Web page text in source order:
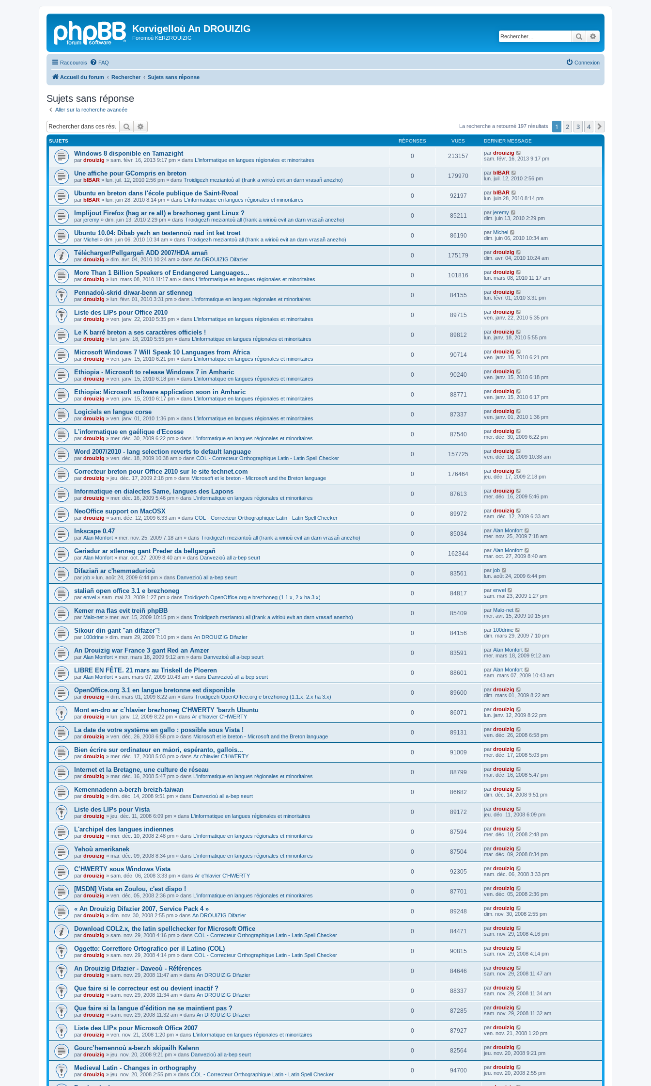
Korvigelloù An DROUIZIG
Foromoù KERZROUIZIG Rechercher
Raccourcis FAQ Connexion
Accueil du forum Rechercher Sujets sans réponse
Sujets sans réponse
Aller sur la recherche avancée
Rechercher La recherche a retourné 197 résultats 1 2 3 4
SUJETS RÉPONSES VUES DERNIER MESSAGE
Windows 8 disponible en Tamazight
par drouizig » sam. févr. 16, 2013 9:17 pm » dans L'informatique en langues régionales et minoritaires
0 213157 par drouizig
sam. févr. 16, 2013 9:17 pm
Une affiche pour GCompris en breton
par bIBAR » lun. juil. 12, 2010 2:56 pm » dans Troidigezh meziantoù all (frank a wirioù evit an darn vrasañ anezho)
0 179970 par bIBAR
lun. juil. 12, 2010 2:56 pm
Ubuntu en breton dans l'école publique de Saint-Rvoal
par bIBAR » lun. juin 28, 2010 8:14 pm » dans L'informatique en langues régionales et minoritaires
0 92197 par bIBAR
lun. juin 28, 2010 8:14 pm
Implijout Firefox (hag ar re all) e brezhoneg gant Linux ?
par jeremy » dim. juin 13, 2010 2:29 pm » dans Troidigezh meziantoù all (frank a wirioù evit an darn vrasañ anezho)
0 85211 par jeremy
dim. juin 13, 2010 2:29 pm
Ubuntu 10.04: Dibab yezh an testennoù nad int ket troet
par Michel » dim. juin 06, 2010 10:34 am » dans Troidigezh meziantoù all (frank a wirioù evit an darn vrasañ anezho)
0 86190 par Michel
dim. juin 06, 2010 10:34 am
Télécharger/Pellgargañ ADD 2007/HDA amañ
par drouizig » dim. avr. 04, 2010 10:24 am » dans An DROUIZIG Difazier
0 175179 par drouizig
dim. avr. 04, 2010 10:24 am
More Than 1 Billion Speakers of Endangered Languages...
par drouizig » lun. mars 08, 2010 11:17 am » dans L'informatique en langues régionales et minoritaires
0 101816 par drouizig
lun. mars 08, 2010 11:17 am
Pennadoù-skrid diwar-benn ar stlenneg
par drouizig » lun. févr. 01, 2010 3:31 pm » dans L'informatique en langues régionales et minoritaires
0 84155 par drouizig
lun. févr. 01, 2010 3:31 pm
Liste des LIPs pour Office 2010
par drouizig » ven. janv. 22, 2010 5:35 pm » dans L'informatique en langues régionales et minoritaires
0 89715 par drouizig
ven. janv. 22, 2010 5:35 pm
Le K barré breton a ses caractères officiels !
par drouizig » lun. janv. 18, 2010 5:55 pm » dans L'informatique en langues régionales et minoritaires
0 89812 par drouizig
lun. janv. 18, 2010 5:55 pm
Microsoft Windows 7 Will Speak 10 Languages from Africa
par drouizig » ven. janv. 15, 2010 6:21 pm » dans L'informatique en langues régionales et minoritaires
0 90714 par drouizig
ven. janv. 15, 2010 6:21 pm
Ethiopia - Microsoft to release Windows 7 in Amharic
par drouizig » ven. janv. 15, 2010 6:18 pm » dans L'informatique en langues régionales et minoritaires
0 90240 par drouizig
ven. janv. 15, 2010 6:18 pm
Ethiopia: Microsoft software application soon in Amharic
par drouizig » ven. janv. 15, 2010 6:17 pm » dans L'informatique en langues régionales et minoritaires
0 88771 par drouizig
ven. janv. 15, 2010 6:17 pm
Logiciels en langue corse
par drouizig » ven. janv. 01, 2010 1:36 pm » dans L'informatique en langues régionales et minoritaires
0 87337 par drouizig
ven. janv. 01, 2010 1:36 pm
L'informatique en gaélique d'Ecosse
par drouizig » mer. déc. 30, 2009 6:22 pm » dans L'informatique en langues régionales et minoritaires
0 87540 par drouizig
mer. déc. 30, 2009 6:22 pm
Word 2007/2010 - lang selection reverts to default language
par drouizig » ven. déc. 18, 2009 10:38 am » dans COL - Correcteur Orthographique Latin - Latin Spell Checker
0 157725 par drouizig
ven. déc. 18, 2009 10:38 am
Correcteur breton pour Office 2010 sur le site technet.com
par drouizig » jeu. déc. 17, 2009 2:18 pm » dans Microsoft et le breton - Microsoft and the Breton language
0 176464 par drouizig
jeu. déc. 17, 2009 2:18 pm
Informatique en dialectes Same, langues des Lapons
par drouizig » mer. déc. 16, 2009 5:46 pm » dans L'informatique en langues régionales et minoritaires
0 87613 par drouizig
mer. déc. 16, 2009 5:46 pm
NeoOffice support on MacOSX
par drouizig » sam. déc. 12, 2009 6:33 am » dans COL - Correcteur Orthographique Latin - Latin Spell Checker
0 89972 par drouizig
sam. déc. 12, 2009 6:33 am
Inkscape 0.47
par Alan Monfort » mer. nov. 25, 2009 7:18 am » dans Troidigezh meziantoù all (frank a wirioù evit an darn vrasañ anezho)
0 85034 par Alan Monfort
mer. nov. 25, 2009 7:18 am
Geriadur ar stlenneg gant Preder da bellgargañ
par Alan Monfort » mar. oct. 27, 2009 8:40 am » dans Danvezioù all a-bep seurt
0 162344 par Alan Monfort
mar. oct. 27, 2009 8:40 am
Difaziañ ar c'hemmadurioù
par job » lun. août 24, 2009 6:44 pm » dans Danvezioù all a-bep seurt
0 83561 par job
lun. août 24, 2009 6:44 pm
staliañ open office 3.1 e brezhoneg
par envel » sam. mai 23, 2009 1:27 pm » dans Troidigezh OpenOffice.org e brezhoneg (1.1.x, 2.x ha 3.x)
0 84817 par envel
sam. mai 23, 2009 1:27 pm
Kemer ma flas evit treiñ phpBB
par Malo-net » mer. avr. 15, 2009 10:15 pm » dans Troidigezh meziantoù all (frank a wirioù evit an darn vrasañ anezho)
0 85409 par Malo-net
mer. avr. 15, 2009 10:15 pm
Sikour din gant "an difazer"!
par 100drine » dim. mars 29, 2009 7:10 pm » dans An DROUIZIG Difazier
0 84156 par 100drine
dim. mars 29, 2009 7:10 pm
An Drouizig war France 3 gant Red an Amzer
par Alan Monfort » mer. mars 18, 2009 9:12 am » dans Danvezioù all a-bep seurt
0 83591 par Alan Monfort
mer. mars 18, 2009 9:12 am
LIBRE EN FÊTE. 21 mars au Triskell de Ploeren
par Alan Monfort » sam. mars 07, 2009 10:43 am » dans Danvezioù all a-bep seurt
0 88601 par Alan Monfort
sam. mars 07, 2009 10:43 am
OpenOffice.org 3.1 en langue bretonne est disponible
par drouizig » dim. mars 01, 2009 8:22 am » dans Troidigezh OpenOffice.org e brezhoneg (1.1.x, 2.x ha 3.x)
0 89600 par drouizig
dim. mars 01, 2009 8:22 am
Mont en-dro ar c´hlavier brezhoneg C'HWERTY 'barzh Ubuntu
par drouizig » lun. janv. 12, 2009 8:22 pm » dans Ar c'hlavier C'HWERTY
0 86071 par drouizig
lun. janv. 12, 2009 8:22 pm
La date de votre système en gallo : possible sous Vista !
par drouizig » ven. déc. 26, 2008 6:58 pm » dans Microsoft et le breton - Microsoft and the Breton language
0 89131 par drouizig
ven. déc. 26, 2008 6:58 pm
Bien écrire sur ordinateur en māori, espéranto, gallois...
par drouizig » mer. déc. 17, 2008 5:03 pm » dans Ar c'hlavier C'HWERTY
0 91009 par drouizig
mer. déc. 17, 2008 5:03 pm
Internet et la Bretagne, une culture de réseau
par drouizig » mar. déc. 16, 2008 5:47 pm » dans L'informatique en langues régionales et minoritaires
0 88799 par drouizig
mar. déc. 16, 2008 5:47 pm
Kemennadenn a-berzh breizh-taiwan
par drouizig » dim. déc. 14, 2008 9:51 pm » dans Danvezioù all a-bep seurt
0 86682 par drouizig
dim. déc. 14, 2008 9:51 pm
Liste des LIPs pour Vista
par drouizig » jeu. déc. 11, 2008 6:09 pm » dans L'informatique en langues régionales et minoritaires
0 89172 par drouizig
jeu. déc. 11, 2008 6:09 pm
L'archipel des langues indiennes
par drouizig » mer. déc. 10, 2008 2:48 pm » dans L'informatique en langues régionales et minoritaires
0 87594 par drouizig
mer. déc. 10, 2008 2:48 pm
Yehoù amerikanek
par drouizig » mar. déc. 09, 2008 8:34 pm » dans L'informatique en langues régionales et minoritaires
0 87504 par drouizig
mar. déc. 09, 2008 8:34 pm
C’HWERTY sous Windows Vista
par drouizig » sam. déc. 06, 2008 3:33 pm » dans Ar c'hlavier C'HWERTY
0 92305 par drouizig
sam. déc. 06, 2008 3:33 pm
[MSDN] Vista en Zoulou, c'est dispo !
par drouizig » ven. déc. 05, 2008 2:36 pm » dans L'informatique en langues régionales et minoritaires
0 87701 par drouizig
ven. déc. 05, 2008 2:36 pm
« An Drouizig Difazier 2007, Service Pack 4 »
par drouizig » dim. nov. 30, 2008 2:55 pm » dans An DROUIZIG Difazier
0 89248 par drouizig
dim. nov. 30, 2008 2:55 pm
Download COL2.x, the latin spellchecker for Microsoft Office
par drouizig » sam. nov. 29, 2008 4:16 pm » dans COL - Correcteur Orthographique Latin - Latin Spell Checker
0 84471 par drouizig
sam. nov. 29, 2008 4:16 pm
Oggetto: Correttore Ortografico per il Latino (COL)
par drouizig » sam. nov. 29, 2008 4:14 pm » dans COL - Correcteur Orthographique Latin - Latin Spell Checker
0 90815 par drouizig
sam. nov. 29, 2008 4:14 pm
An Drouizig Difazier - Daveoù - Références
par drouizig » sam. nov. 29, 2008 11:47 am » dans An DROUIZIG Difazier
0 84646 par drouizig
sam. nov. 29, 2008 11:47 am
Que faire si le correcteur est ou devient inactif ?
par drouizig » sam. nov. 29, 2008 11:34 am » dans An DROUIZIG Difazier
0 88337 par drouizig
sam. nov. 29, 2008 11:34 am
Que faire si la langue d'édition ne se maintient pas ?
par drouizig » sam. nov. 29, 2008 11:32 am » dans An DROUIZIG Difazier
0 87285 par drouizig
sam. nov. 29, 2008 11:32 am
Liste des LIPs pour Microsoft Office 2007
par drouizig » ven. nov. 21, 2008 1:20 pm » dans L'informatique en langues régionales et minoritaires
0 87927 par drouizig
ven. nov. 21, 2008 1:20 pm
Gourc’hemennoù a-berzh skipailh Kelenn
par drouizig » jeu. nov. 20, 2008 9:21 pm » dans Danvezioù all a-bep seurt
0 82564 par drouizig
jeu. nov. 20, 2008 9:21 pm
Medieval Latin - Changes in orthography
par drouizig » jeu. nov. 20, 2008 2:55 pm » dans COL - Correcteur Orthographique Latin - Latin Spell Checker
0 94700 par drouizig
jeu. nov. 20, 2008 2:55 pm